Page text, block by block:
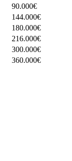
90.000€
144.000€
180.000€
216.000€
300.000€
360.000€